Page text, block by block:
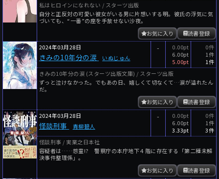
私はヒロインになれない / スターツ出版
自分と正反対の可愛い彼女がいる男に片想いする明。彼氏の浮気に気
づいても、“一番”の座を手放せない沙夜。
読書登録
お気に入り
2024年03月28日
きみの10年分の涙 いぬじゅん
-
0.00pt
6.00pt
5.00pt
0件
1件
1件
きみの10年分の涙 (スターツ出版文庫) / スターツ出版
ずっと泣けなかった。でもあの日、嬉しくて切なくて…涙が溢れたん
だ。
読書登録
お気に入り
2024年03月28日
怪談刑事 青柳碧人
-
0.00pt
6.00pt
3.33pt
0件
1件
3件
怪談刑事 / 実業之日本社
容疑者は……怨霊!? 警察庁の本庁地下４階に存在する「第二種未解
決事件整理係」。
読書登録
お気に入り